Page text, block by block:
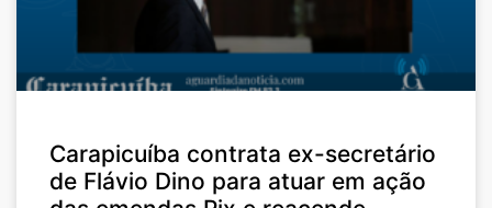
Carapicuíba contrata ex-secretário
de Flávio Dino para atuar em ação